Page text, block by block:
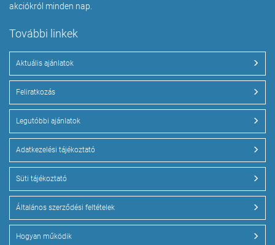
akciókról minden nap.
További linkek
Aktuális ajánlatok
Feliratkozás
Legutóbbi ajánlatok
Adatkezelési tájékoztató
Süti tájékoztató
Általános szerződési feltételek
Hogyan működik